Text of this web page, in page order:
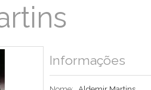
Informações